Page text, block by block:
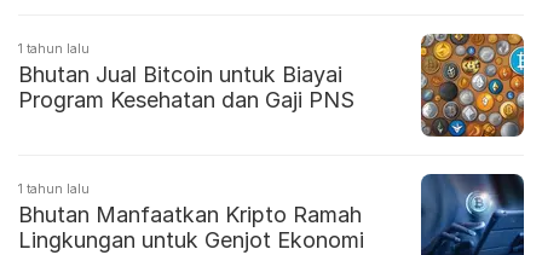
1 tahun lalu
Bhutan Jual Bitcoin untuk Biayai
Program Kesehatan dan Gaji PNS
1 tahun lalu
Bhutan Manfaatkan Kripto Ramah
Lingkungan untuk Genjot Ekonomi